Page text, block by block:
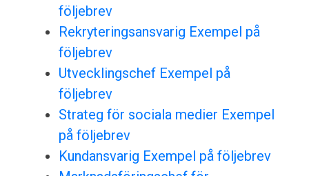
följebrev
Rekryteringsansvarig Exempel på
följebrev
Utvecklingschef Exempel på
följebrev
Strateg för sociala medier Exempel
på följebrev
Kundansvarig Exempel på följebrev